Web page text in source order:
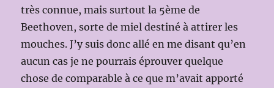
très connue, mais surtout la 5ème de
Beethoven, sorte de miel destiné à attirer les
mouches. J’y suis donc allé en me disant qu’en
aucun cas je ne pourrais éprouver quelque
chose de comparable à ce que m’avait apporté